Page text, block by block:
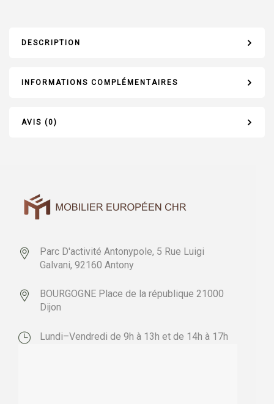
DESCRIPTION
INFORMATIONS COMPLÉMENTAIRES
AVIS (0)
Parc D'activité Antonypole, 5 Rue Luigi
Galvani, 92160 Antony
BOURGOGNE Place de la république 21000
Dijon
Lundi–Vendredi de 9h à 13h et de 14h à 17h